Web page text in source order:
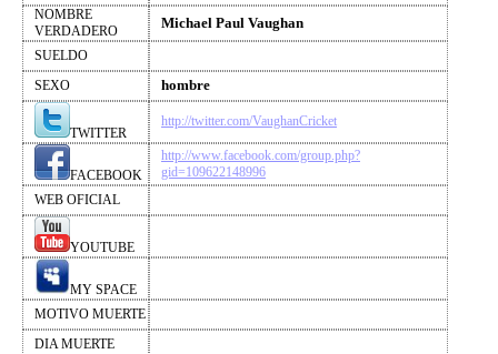
NOMBRE
VERDADERO
Michael Paul Vaughan
SUELDO
SEXO
hombre
TWITTER
http://twitter.com/VaughanCricket
FACEBOOK
http://www.facebook.com/group.php?
gid=109622148996
WEB OFICIAL
YOUTUBE
MY SPACE
MOTIVO MUERTE
DIA MUERTE